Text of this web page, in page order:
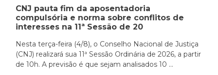
CNJ pauta fim da aposentadoria
compulsória e norma sobre conflitos de
interesses na 11ª Sessão de 20
Nesta terça-feira (4/8), o Conselho Nacional de Justiça
(CNJ) realizará sua 11ª Sessão Ordinária de 2026, a partir
de 10h. A previsão é que sejam analisados 10 ...